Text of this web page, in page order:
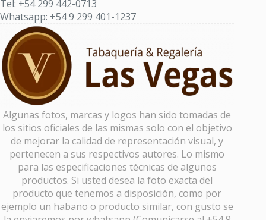
Tel: +54 299 442-0713
Whatsapp: +54 9 299 401-1237
Algunas fotos, marcas y logos han sido tomadas de
los sitios oficiales de las mismas solo con el objetivo
de mejorar la calidad de representación visual, y
pertenecen a sus respectivos autores. Lo mismo
para las especificaciones técnicas de algunos
productos. Si usted desea la foto exacta del
producto que tenemos a disposición, como por
ejemplo un habano o producto similar, con gusto se